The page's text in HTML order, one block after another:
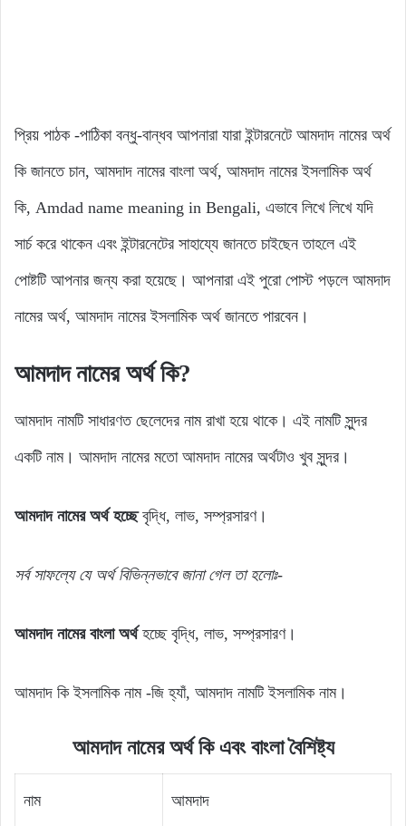
প্রিয় পাঠক -পাঠিকা বন্ধু-বান্ধব আপনারা যারা ইন্টারনেটে আমদাদ নামের অর্থ
কি জানতে চান, আমদাদ নামের বাংলা অর্থ, আমদাদ নামের ইসলামিক অর্থ
কি, Amdad name meaning in Bengali, এভাবে লিখে লিখে যদি
সার্চ করে থাকেন এবং ইন্টারনেটের সাহায্যে জানতে চাইছেন তাহলে এই
পোষ্টটি আপনার জন্য করা হয়েছে। আপনারা এই পুরো পোস্ট পড়লে আমদাদ
নামের অর্থ, আমদাদ নামের ইসলামিক অর্থ জানতে পারবেন।
আমদাদ নামের অর্থ কি?
আমদাদ নামটি সাধারণত ছেলেদের নাম রাখা হয়ে থাকে। এই নামটি সুন্দর
একটি নাম। আমদাদ নামের মতো আমদাদ নামের অর্থটাও খুব সুন্দর।
আমদাদ নামের অর্থ হচ্ছেবৃদ্ধি, লাভ, সম্প্রসারণ।
সর্ব সাফল্যে যে অর্থ বিভিন্নভাবে জানা গেল তা হলোঃ-
আমদাদ নামের বাংলা অর্থহচ্ছে বৃদ্ধি, লাভ, সম্প্রসারণ।
আমদাদ কি ইসলামিক নাম -জি হ্যাঁ, আমদাদ নামটি ইসলামিক নাম।
আমদাদ নামের অর্থ কি এবং বাংলা বৈশিষ্ট্য
নাম আমদাদ